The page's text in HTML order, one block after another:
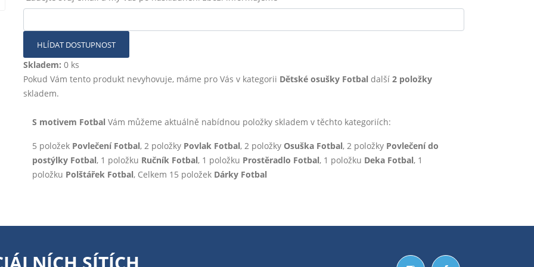
HLÍDAT DOSTUPNOST
Skladem: 0 ks
Pokud Vám tento produkt nevyhovuje, máme pro Vás v kategorii Dětské osušky Fotbaldalší 2 položky
skladem.
S motivem FotbalVám můžeme aktuálně nabídnou položky skladem v těchto kategoriích:
5 položek Povlečení Fotbal, 2 položky Povlak Fotbal, 2 položky Osuška Fotbal, 2 položky Povlečení do
postýlky Fotbal, 1 položku Ručník Fotbal, 1 položku Prostěradlo Fotbal, 1 položku Deka Fotbal, 1
položku Polštářek Fotbal, Celkem 15 položek Dárky Fotbal